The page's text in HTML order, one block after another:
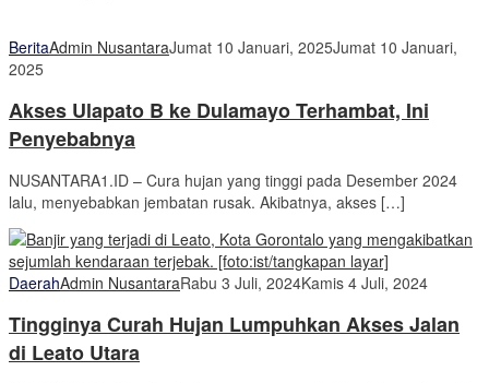
BeritaAdmin NusantaraJumat 10 Januari, 2025Jumat 10 Januari,
2025
Akses Ulapato B ke Dulamayo Terhambat, Ini
Penyebabnya
NUSANTARA1.ID – Cura hujan yang tinggi pada Desember 2024
lalu, menyebabkan jembatan rusak. Akibatnya, akses […]
DaerahAdmin NusantaraRabu 3 Juli, 2024Kamis 4 Juli, 2024
Tingginya Curah Hujan Lumpuhkan Akses Jalan
di Leato Utara